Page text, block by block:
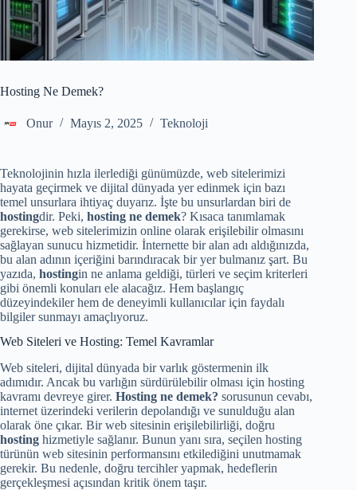
Hosting Ne Demek?
Onur Mayıs 2, 2025 Teknoloji
Teknolojinin hızla ilerlediği günümüzde, web sitelerimizi
hayata geçirmek ve dijital dünyada yer edinmek için bazı
temel unsurlara ihtiyaç duyarız. İşte bu unsurlardan biri de
hostingdir. Peki, hosting ne demek? Kısaca tanımlamak
gerekirse, web sitelerimizin online olarak erişilebilir olmasını
sağlayan sunucu hizmetidir. İnternette bir alan adı aldığınızda,
bu alan adının içeriğini barındıracak bir yer bulmanız şart. Bu
yazıda, hostingin ne anlama geldiği, türleri ve seçim kriterleri
gibi önemli konuları ele alacağız. Hem başlangıç
düzeyindekiler hem de deneyimli kullanıcılar için faydalı
bilgiler sunmayı amaçlıyoruz.
Web Siteleri ve Hosting: Temel Kavramlar
Web siteleri, dijital dünyada bir varlık göstermenin ilk
adımıdır. Ancak bu varlığın sürdürülebilir olması için hosting
kavramı devreye girer. Hosting ne demek? sorusunun cevabı,
internet üzerindeki verilerin depolandığı ve sunulduğu alan
olarak öne çıkar. Bir web sitesinin erişilebilirliği, doğru
hosting hizmetiyle sağlanır. Bunun yanı sıra, seçilen hosting
türünün web sitesinin performansını etkilediğini unutmamak
gerekir. Bu nedenle, doğru tercihler yapmak, hedeflerin
gerçekleşmesi açısından kritik önem taşır.